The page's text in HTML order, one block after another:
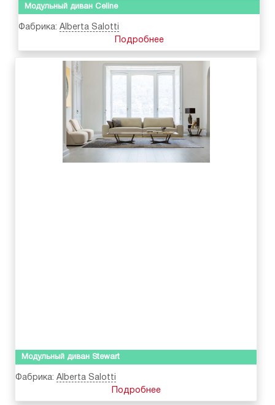
Модульный диван Celine
Фабрика: Alberta Salotti
Подробнее
Модульный диван Stewart
Фабрика: Alberta Salotti
Подробнее